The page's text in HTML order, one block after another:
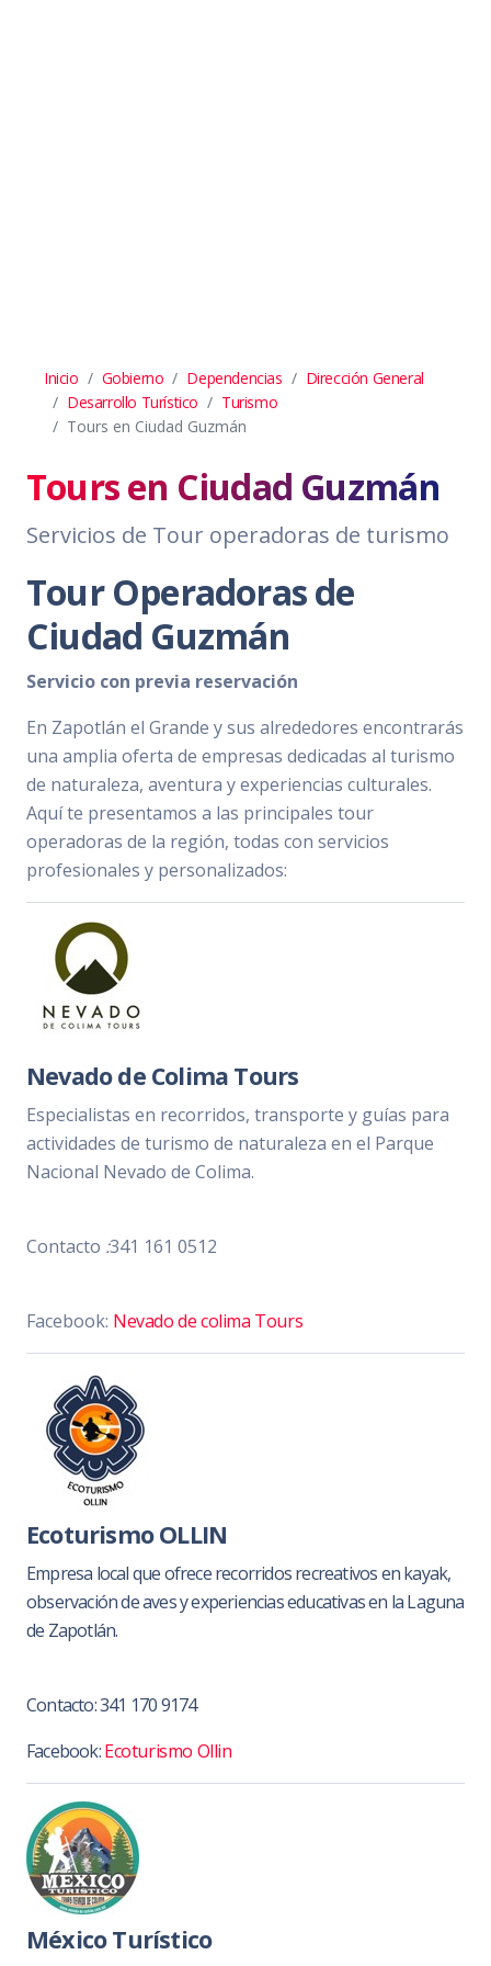
Inicio Gobierno Dependencias
Dirección General
Desarrollo Turístico
Turismo
Tours en Ciudad Guzmán
Tours en Ciudad Guzmán
Servicios de Tour operadoras de turismo
Tour Operadoras de
Ciudad Guzmán
Servicio con previa reservación
En Zapotlán el Grande y sus alrededores encontrarás
una amplia oferta de empresas dedicadas al turismo
de naturaleza, aventura y experiencias culturales.
Aquí te presentamos a las principales tour
operadoras de la región, todas con servicios
profesionales y personalizados:
Nevado de Colima Tours
Especialistas en recorridos, transporte y guías para
actividades de turismo de naturaleza en el Parque
Nacional Nevado de Colima.
Contacto :341 161 0512
Facebook: Nevado de colima Tours
Ecoturismo OLLIN
Empresa local que ofrece recorridos recreativos en kayak,
observación de aves y experiencias educativas en la Laguna
de Zapotlán.
Contacto:341 170 9174
Facebook:Ecoturismo Ollin
México Turístico